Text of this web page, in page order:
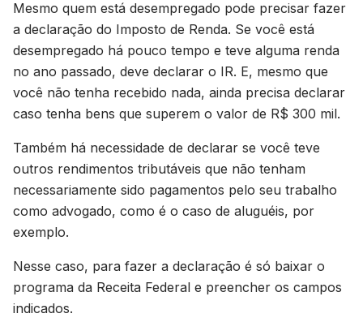
Mesmo quem está desempregado pode precisar fazer
a declaração do Imposto de Renda. Se você está
desempregado há pouco tempo e teve alguma renda
no ano passado, deve declarar o IR. E, mesmo que
você não tenha recebido nada, ainda precisa declarar
caso tenha bens que superem o valor de R$ 300 mil.
Também há necessidade de declarar se você teve
outros rendimentos tributáveis que não tenham
necessariamente sido pagamentos pelo seu trabalho
como advogado, como é o caso de aluguéis, por
exemplo.
Nesse caso, para fazer a declaração é só baixar o
programa da Receita Federal e preencher os campos
indicados.